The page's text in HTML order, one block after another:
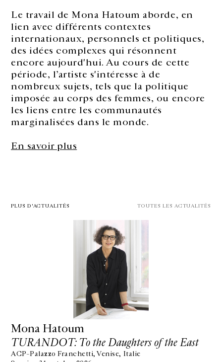
Le travail de Mona Hatoum aborde, en
lien avec différents contextes
internationaux, personnels et politiques,
des idées complexes qui résonnent
encore aujourd'hui. Au cours de cette
période, l’artiste s'intéresse à de
nombreux sujets, tels que la politique
imposée au corps des femmes, ou encore
les liens entre les communautés
marginalisées dans le monde.
En savoir plus
PLUS D'ACTUALITÉS TOUTES LES ACTUALITÉS
Mona Hatoum
TURANDOT: To the Daughters of the East
ACP–Palazzo Franchetti, Venise, Italie